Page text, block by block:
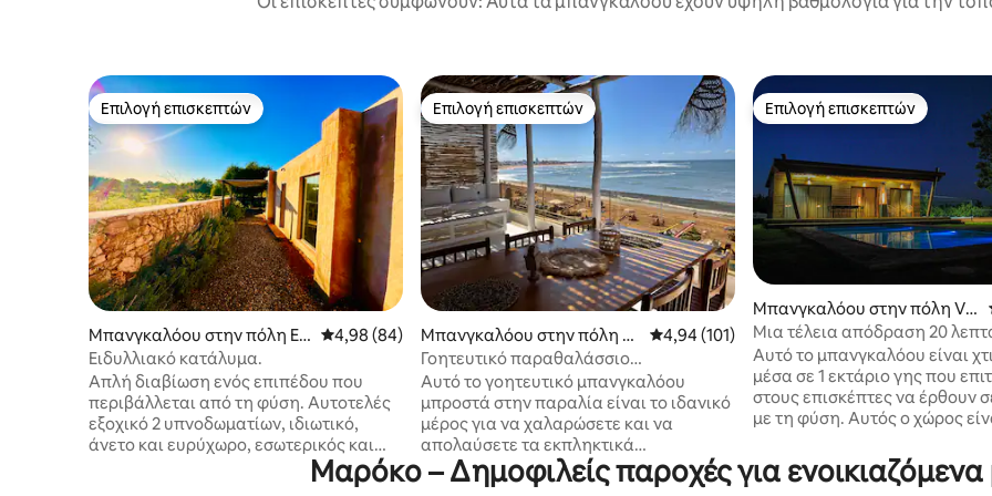
Επιλογή επισκεπτών
Επιλογή επισκεπτών
Μπανγκαλόου στην πόλη Εσ
σαουίρα
Μέση βαθμολογία: 4,98 στα 5, 84 κριτικές
4,98 (84)
Ειδυλλιακό κατάλυμα.
Απλή διαβίωση ενός επιπέδου που
περιβάλλεται από τη φύση. Αυτοτελές
εξοχικό 2 υπνοδωματίων, ιδιωτικό,
άνετο και ευρύχωρο, εσωτερικός και
εξωτερικός χώρος. Απομονωμένοι
εξωτερικοί χώροι καθιστικού,
Επιλογή επισκεπτών
Επιλογή επισκεπτών
Μπανγκαλόου στην πόλη Pl
age de Bouznika
Μέση βαθμολογία: 4,94 στα 5, 101 κριτικές
4,94 (101)
Γοητευτικό παραθαλάσσιο
μπανγκαλόου με εκπληκτική θέα
Αυτό το γοητευτικό μπανγκαλόου
μπροστά στην παραλία είναι το ιδανικό
μέρος για να χαλαρώσετε και να
απολαύσετε τα εκπληκτικά
ηλιοβασιλέματα πάνω από τον
Ατλαντικό. Με άμεση πρόσβαση στην
Επιλογή επισκεπτών
Επιλογή επισκεπτών
Μπανγκαλόου στην πόλη Vill
age El Aarjate
Μια τέλεια απόδραση 20
Αυτό το μπανγκαλόου είναι
μέσα σε 1 εκτάριο γης που
στους επισκέπτες να έρθουν
με τη φύση. Αυτός ο χώρος
ξεφύγουν από την πόλη, αλλά
ακόμα σε κοντινή απόσταση
Μαρόκο – Δημοφιλείς παροχές για